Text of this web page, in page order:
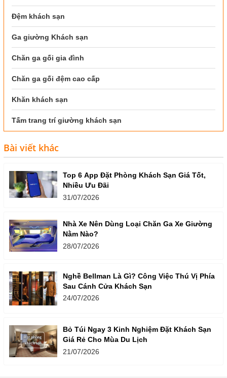
Đệm khách sạn
Ga giường Khách sạn
Chăn ga gối gia đình
Chăn ga gối đệm cao cấp
Khăn khách sạn
Tấm trang trí giường khách sạn
Bài viết khác
Top 6 App Đặt Phòng Khách Sạn Giá Tốt,
Nhiều Ưu Đãi
31/07/2026
Nhà Xe Nên Dùng Loại Chăn Ga Xe Giường
Nằm Nào?
28/07/2026
Nghề Bellman Là Gì? Công Việc Thú Vị Phía
Sau Cánh Cửa Khách Sạn
24/07/2026
Bỏ Túi Ngay 3 Kinh Nghiệm Đặt Khách Sạn
Giá Rẻ Cho Mùa Du Lịch
21/07/2026